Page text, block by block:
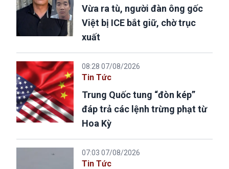
Vừa ra tù, người đàn ông gốc
Việt bị ICE bắt giữ, chờ trục
xuất
08:28 07/08/2026
Tin Tức
Trung Quốc tung “đòn kép”
đáp trả các lệnh trừng phạt từ
Hoa Kỳ
07:03 07/08/2026
Tin Tức